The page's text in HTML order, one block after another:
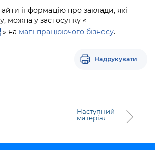
установи, організації
Relations
військова адміністрація
спадщини
та Захисниць
воєнного стану
«Відкритий
рівень»
інформацію про заклади, які
можна у застосунку «
» на мапі працюючого бізнесу.
Надрукувати
Наступний
матеріал